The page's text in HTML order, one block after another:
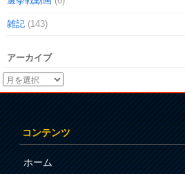
雑記 (143)
アーカイブ
コンテンツ
ホーム